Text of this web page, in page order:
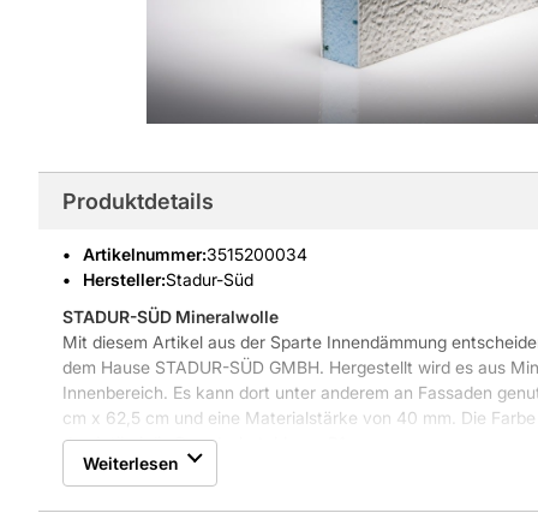
Produktdetails
Artikelnummer:3515200034
Hersteller:Stadur-Süd
STADUR-SÜD Mineralwolle
Mit diesem Artikel aus der Sparte Innendämmung
dem Hause STADUR-SÜD GMBH. Hergestellt wird es aus
Innenbereich. Es kann dort unter anderem an Fassaden
cm x 62,5 cm und eine Materialstärke von 40 mm. Die
der Artikel die Brandschutzklasse B1.
Weiterlesen